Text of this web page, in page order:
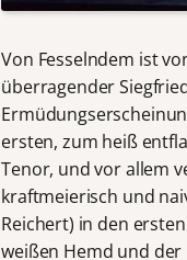
Von Fesselndem ist
überragender
ersten, zum heiß
Tenor, und vor allem
kraftmeierisch und
Reichert) in den
weißen Hemd und